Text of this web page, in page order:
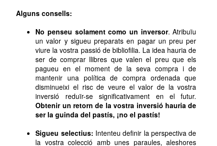
Alguns consells:
No penseu solament como un inversor. Atribuïu
un valor y sigueu preparats en pagar un preu per
viure la vostra passió de bibliofilia. La idea hauria de
ser de comprar llibres que valen el preu que els
pagueu en el moment de la seva compra i de
mantenir una política de compra ordenada que
disminueixi el risc de veure el valor de la vostra
inversió reduïr-se significativament en el futur.
Obtenir un retorn de la vostra inversió hauria de
ser la guinda del pastís, ¡no el pastís!
Sigueu selectius: Intenteu definir la perspectiva de
la vostra colecció amb unes paraules, aleshores